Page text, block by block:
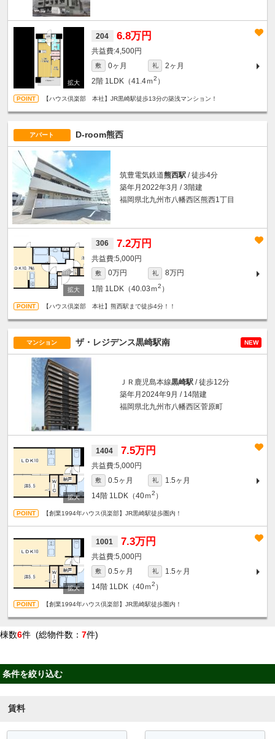
204 6.8万円
4,500円
敷 0ヶ月 礼
2ヶ月
2階 1LDK（41.4ｍ2 ）
【ハウス倶楽部 本社】JR黒崎駅徒歩13分の築浅マンション！
アパート D-room熊西
筑豊電気鉄道熊西駅 / 徒歩4分
築年月2022年3月 / 3階建
福岡県北九州市八幡西区熊西1丁目
306 7.2万円
5,000円
敷 0万円 礼
8万円
1階 1LDK（40.03ｍ2 ）
【ハウス倶楽部 本社】熊西駅まで徒歩4分！！
マンション ザ・レジデンス黒崎駅南 NEW
ＪＲ鹿児島本線黒崎駅 / 徒歩12分
築年月2024年9月 / 14階建
福岡県北九州市八幡西区菅原町
1404 7.5万円
5,000円
敷 0.5ヶ月 礼
1.5ヶ月
14階 1LDK（40ｍ2 ）
【創業1994年ハウス倶楽部】JR黒崎駅徒歩圏内！
1001 7.3万円
5,000円
敷 0.5ヶ月 礼
1.5ヶ月
14階 1LDK（40ｍ2 ）
【創業1994年ハウス倶楽部】JR黒崎駅徒歩圏内！
棟数6件 (総物件数： 7件)
条件を絞り込む
賃料